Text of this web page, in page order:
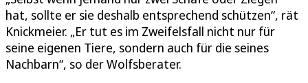
hat, sollte er sie deshalb entsprechend schützen“, rät
Knickmeier. „Er tut es im Zweifelsfall nicht nur für
seine eigenen Tiere, sondern auch für die seines
Nachbarn“, so der Wolfsberater.